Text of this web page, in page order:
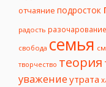
отчаяние подросток
радость разочарование
свобода семья
творчество теория
уважение утрата